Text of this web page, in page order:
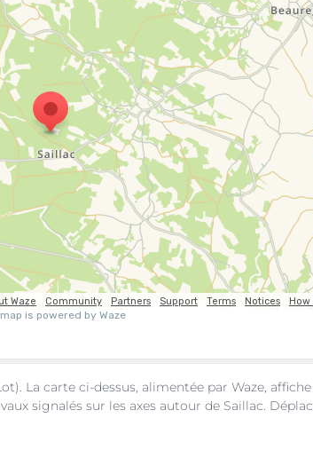
La carte ci-dessus, alimentée par Waze,
signalés sur les axes autour de Saillac.